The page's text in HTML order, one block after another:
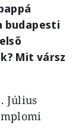
budapesti
Mit vársz
Július